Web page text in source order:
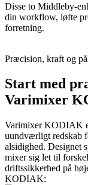
Disse to Middleby-
din workflow, løfte
forretning.
Præcision, kraft og
Start med
Varimixer
VarimixerKODIAK
uundværligt redskab
alsidighed. Designet
mixer sig let til
driftssikkerhed på
KODIAK: